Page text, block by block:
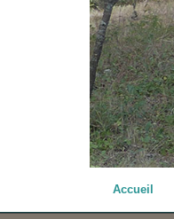
Accueil